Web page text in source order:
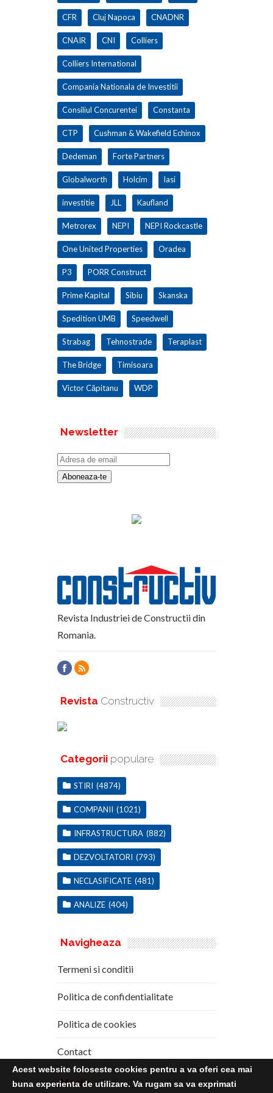
CFR Cluj Napoca CNADNR
CNAIR CNI Colliers
Colliers International
Compania Nationala de Investitii
Consiliul Concurentei Constanta
CTP Cushman & Wakefield Echinox
Dedeman Forte Partners
Globalworth Holcim Iasi
investitie JLL Kaufland
Metrorex NEPI NEPI Rockcastle
One United Properties Oradea
P3 PORR Construct
Prime Kapital Sibiu Skanska
Spedition UMB Speedwell
Strabag Tehnostrade Teraplast
The Bridge Timisoara
Victor Căpitanu WDP
Newsletter
Revista Industriei de Constructii din
Romania.
Revista Constructiv
Categorii populare
STIRI (4874)
COMPANII (1021)
INFRASTRUCTURA (882)
DEZVOLTATORI (793)
NECLASIFICATE (481)
ANALIZE (404)
Navigheaza
Termeni si conditii
Politica de confidentialitate
Politica de cookies
Contact
Media Kit
Acest website foloseste cookies pentru a va oferi cea mai
buna experienta de utilizare. Va rugam sa va exprimati